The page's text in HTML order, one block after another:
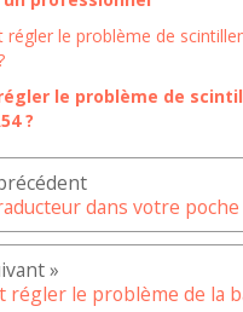
le problème de
?